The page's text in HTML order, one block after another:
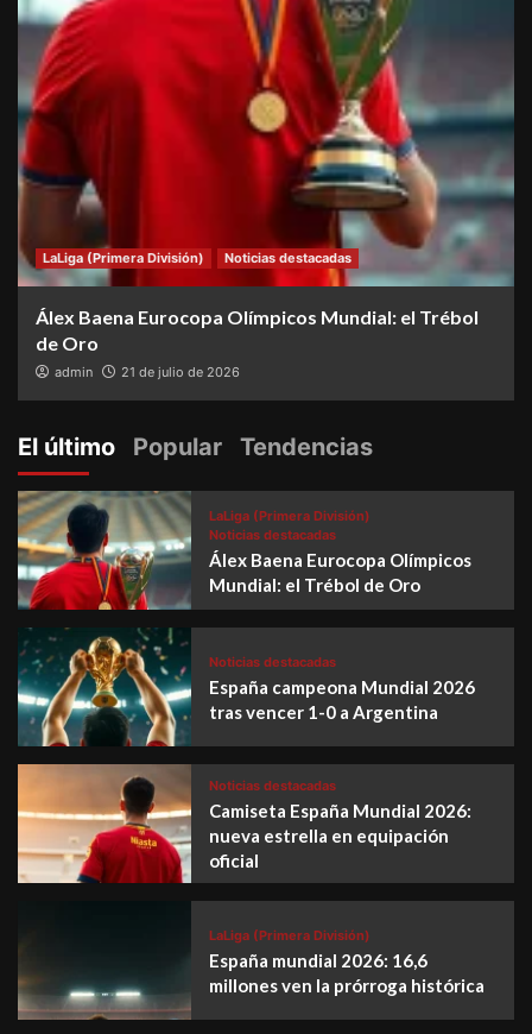
LaLiga (Primera División) Noticias destacadas
Álex Baena Eurocopa Olímpicos Mundial: el Trébol
de Oro
admin 21 de julio de 2026
El último Popular Tendencias
LaLiga (Primera División)
Noticias destacadas
Álex Baena Eurocopa Olímpicos
Mundial: el Trébol de Oro
Noticias destacadas
España campeona Mundial 2026
tras vencer 1-0 a Argentina
Noticias destacadas
Camiseta España Mundial 2026:
nueva estrella en equipación
oficial
LaLiga (Primera División)
España mundial 2026: 16,6
millones ven la prórroga histórica